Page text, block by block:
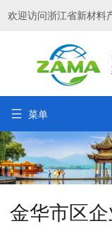
欢迎访问浙江省新材料
 菜单
金华市区